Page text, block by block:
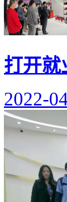
打开就
2022-